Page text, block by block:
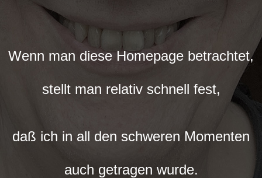
Wenn man diese Homepage betrachtet,
stellt man relativ schnell fest,
daß ich in all den schweren Momenten
auch getragen wurde.